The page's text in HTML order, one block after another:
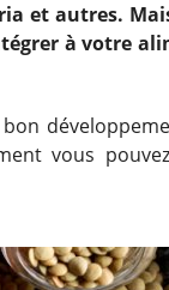
et autres.
à votre
vous